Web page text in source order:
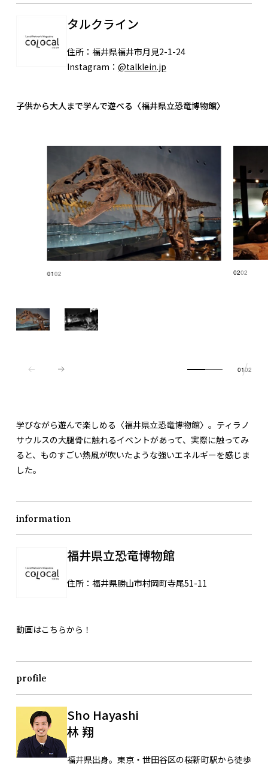
タルクライン
住所： 福井県福井市月見2-1-24
Instagram： @talklein.jp
子供から大人まで学んで遊べる〈福井県立恐竜博物館〉
0102 0202
0102
学びながら遊んで楽しめる〈福井県立恐竜博物館〉。ティラノ
サウルスの大腿骨に触れるイベントがあって、実際に触ってみ
ると、ものすごい熱風が吹いたような強いエネルギーを感じま
した。
information
福井県立恐竜博物館
住所： 福井県勝山市村岡町寺尾51-11
動画はこちらから！
profile
Sho Hayashi
林 翔
福井県出身。東京・世田谷区の桜新町駅から徒歩